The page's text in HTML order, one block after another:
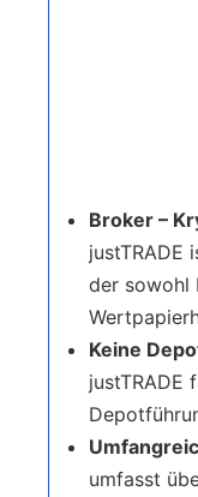
Broker –
justTRADE
der sowohl
Keine
justTRADE
umfasst